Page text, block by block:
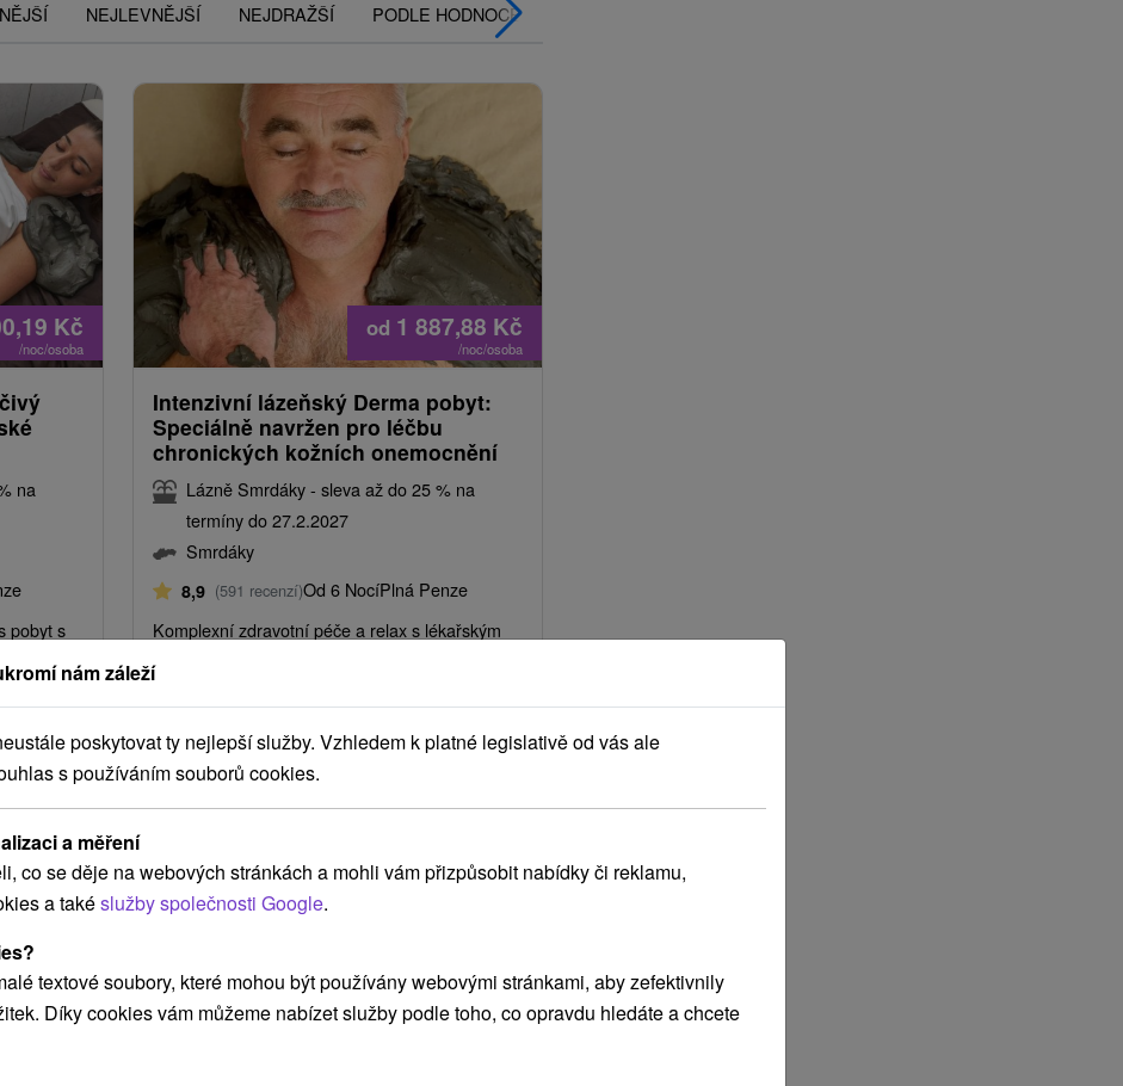
NEJLEVNĚJŠÍ NEJDRAŽŠÍ PODLE HODNOCENÍ
Kč
/noc/osoba
na
pobyt s
od 1 887,88 Kč
/noc/osoba
Intenzivní lázeňský Derma pobyt:
Speciálně navržen pro léčbu
chronických kožních onemocnění
Lázně Smrdáky - sleva až do 25 % na
termíny do 27.2.2027
Smrdáky
8,9 (591 recenzí)Od 6 NocíPlná Penze
Komplexní zdravotní péče a relax s lékařským
vyšetřením, 4 procedurami na každou noc a
Kč
/noc/osoba
od 1 613,83Kč
/noc/osoba
nám záleží
poskytovat ty nejlepší služby. Vzhledem k platné legislativě od vás ale
s používáním souborů cookies.
a měření
co se děje na webových stránkách a mohli vám přizpůsobit nabídky či reklamu,
a takéslužby společnosti Google.
textové soubory, které mohou být používány webovými stránkami, aby zefektivnily
Díky cookies vám můžeme nabízet služby podle toho, co opravdu hledáte a chcete